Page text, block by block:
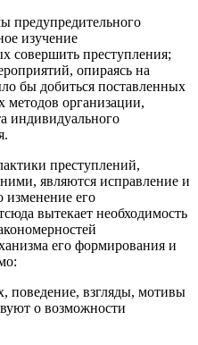
предупредительного
изучение
совершить преступления;
опираясь на
бы добиться поставленных
методов организации,
индивидуального
преступлений,
являются исправление и
изменение его
вытекает необходимость
его формирования и
поведение, взгляды, мотивы
о возможности